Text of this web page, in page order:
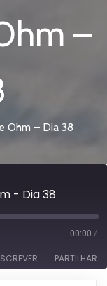
–
Ohm – Dia 38
- Dia 38
00:00 /
PARTILHAR